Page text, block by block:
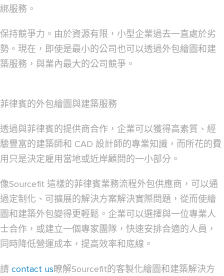
綁服務。
保持競爭力。 由於資源有限，小型企業過去一直處於劣
勢。現在，即使是最小的公司也可以透過外包繪圖和建
築服務，與業內最大的公司競爭。
菲律賓的外包繪圖與建築服務
透過與菲律賓的提供商合作，企業可以獲得高素質、經
驗豐富的建築師和 CAD 設計師的專業知識，而所花的費
用只是決定雇用當地或近岸顧問的一小部分。
像Sourcefit 這樣的菲律賓業務流程外包供應商，可以通
過定制化、可擴展的解決方案解決實際問題，從而使繪
圖和建築外包變得更輕鬆。企業可以選擇與一位專業人
士合作，或建立一個專家團隊，快速安排合適的人員，
同時降低營運成本，提高效率和底線。
請 contact us瞭解Sourcefit的客製化繪圖和建築解決方